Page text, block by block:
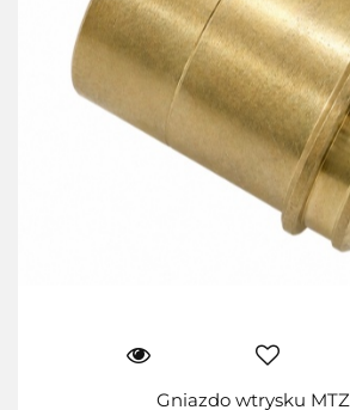
Gniazdo wtrysku